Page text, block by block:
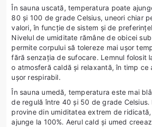
În sauna uscată, temperatura poate
80 și 100 de grade Celsius, uneori chiar
valori, în funcție de sistem și de
Nivelul de umiditate rămâne de obicei
permite corpului să tolereze mai ușor
fără senzația de sufocare. Lemnul folosit
o atmosferă caldă și relaxantă, în timp ce
ușor respirabil.
În sauna umedă, temperatura este mai
de regulă între 40 și 50 de grade Celsius.
provine din umiditatea extrem de
ajunge la 100%. Aerul cald și umed